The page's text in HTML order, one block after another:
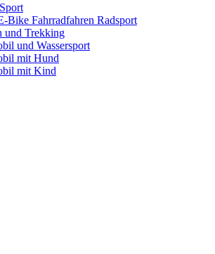
Bike Fahrradfahren Radsport
und Trekking
und Wassersport
mit Hund
mit Kind